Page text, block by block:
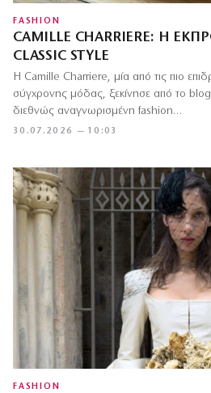
FASHION
CAMILLE CHARRIERE: Η
CLASSIC STYLE
30.07.2026 — 10:03
Η Camille Charriere, μία από τις πιο
σύγχρονης μόδας, ξεκίνησε από το
διεθνώς αναγνωρισμένη fashion…
FASHION